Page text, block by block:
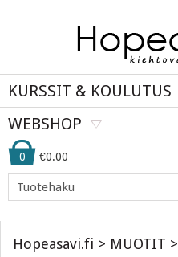
KURSSIT & KOULUTUS
WEBSHOP
0 €0.00
Hopeasavi.fi > MUOTIT >